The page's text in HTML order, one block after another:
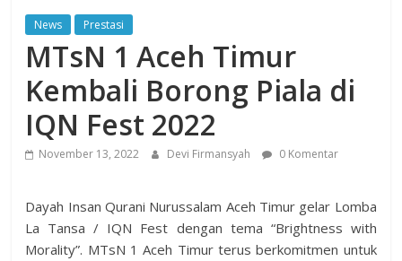
News Prestasi
MTsN 1 Aceh Timur
Kembali Borong Piala di
IQN Fest 2022
November 13, 2022 Devi Firmansyah 0 Komentar
Dayah Insan Qurani Nurussalam Aceh Timur gelar Lomba
La Tansa / IQN Fest dengan tema “Brightness with
Morality”. MTsN 1 Aceh Timur terus berkomitmen untuk